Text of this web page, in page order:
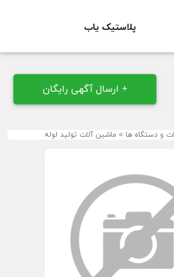
پلاستیک یاب
+ ارسال آگهی رایگان
و دستگاه ها » ماشین آلات تولید لوله